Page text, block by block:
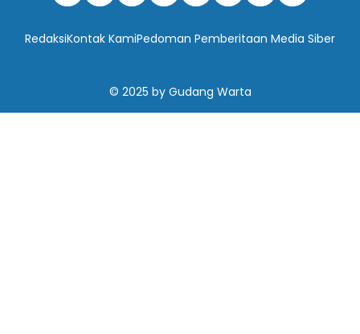
RedaksiKontak KamiPedoman Pemberitaan Media Siber
© 2025 by Gudang Warta